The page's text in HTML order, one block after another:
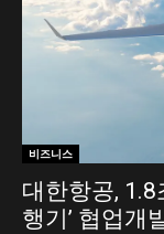
비즈니스
대한항공, 1.8
행기’ 협업개